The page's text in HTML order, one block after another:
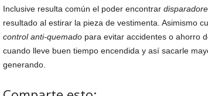
Inclusive resulta común el poder encontrar
resultado al estirar la pieza de vestimenta. Asimismo
control anti-quemadopara evitar accidentes o ahorro
cuando lleve buen tiempo encendida y así sacarle
generando.